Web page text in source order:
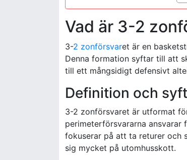
Vad är 3-2
3-2 zonförsvaret är en
Denna formation syftar till att
till ett mångsidigt defensivt
Definition och
3-2 zonförsvaret är utformat
perimeterförsvararna
fokuserar på att ta returer och
sig mycket på utomhusskott.